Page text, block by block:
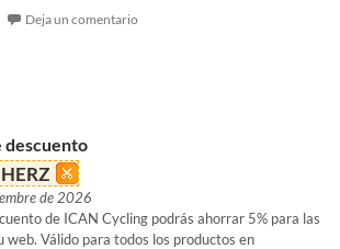
Deja un comentario
descuento
de 2026
de ICAN Cycling podrás ahorrar 5% para las
web. Válido para todos los productos en